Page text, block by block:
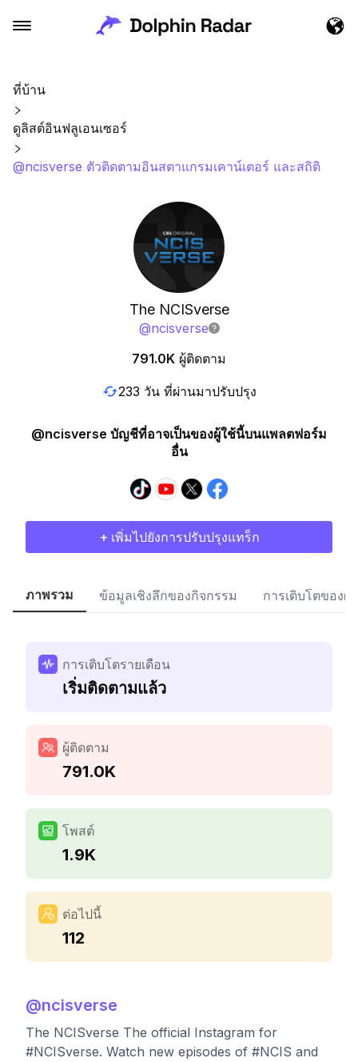
ที่บ้าน
ดูลิสต์อินฟลูเอนเซอร์
@ncisverse ตัวติดตามอินสตาแกรมเคาน์เตอร์ และสถิติ
The NCISverse
@ncisverse
791.0K ผู้ติดตาม
233 วัน ที่ผ่านมาปรับปรุง
@ncisverse บัญชีที่อาจเป็นของผู้ใช้นี้บนแพลตฟอร์ม
อื่น
+ เพิ่มไปยังการปรับปรุงแทร็ก
ภาพรวม ข้อมูลเชิงลึกของกิจกรรม การเติบโตของผู้
การเติบโตรายเดือน
เริ่มติดตามแล้ว
ผู้ติดตาม
791.0K
โพสต์
1.9K
ต่อไปนี้
112
@ncisverse
The NCISverse The official Instagram for
#NCISverse. Watch new episodes of #NCIS and